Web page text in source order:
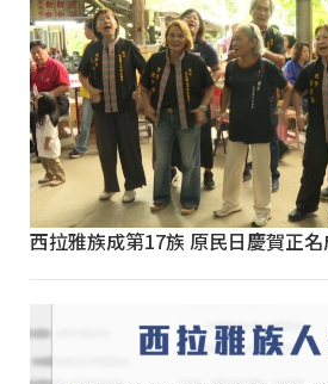
西拉雅族成第17族 原民日慶賀正名